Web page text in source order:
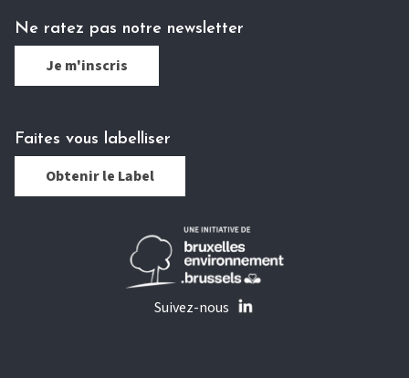
Ne ratez pas notre newsletter
Je m'inscris
Faites vous labelliser
Obtenir le Label
Suivez-nous